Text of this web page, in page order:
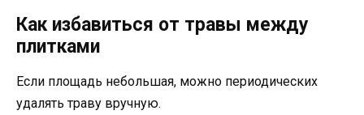
Как избавиться от травы между
плитками
Если площадь небольшая, можно периодических
удалять траву вручную.